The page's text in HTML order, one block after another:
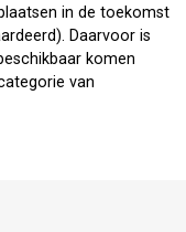
in de toekomst
Daarvoor is
komen
van